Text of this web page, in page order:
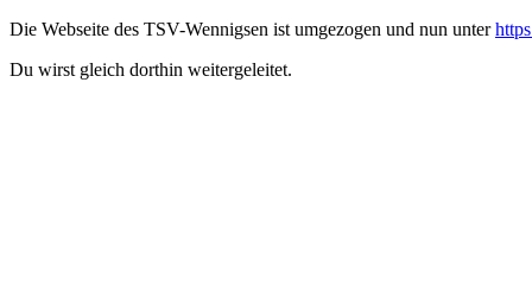
Die Webseite des TSV-Wennigsen ist umgezogen und nun unter
Du wirst gleich dorthin weitergeleitet.